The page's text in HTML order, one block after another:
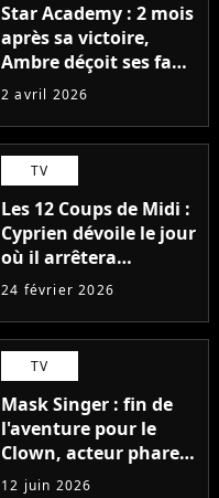
Star Academy : 2 mois
après sa victoire,
Ambre déçoit ses fans
avec cette annonce
2 avril 2026
TV
Les 12 Coups de Midi :
Cyprien dévoile le jour
où il arrêtera
l'émission
24 février 2026
TV
Mask Singer : fin de
l'aventure pour le
Clown, acteur phare
d'une série
12 juin 2026